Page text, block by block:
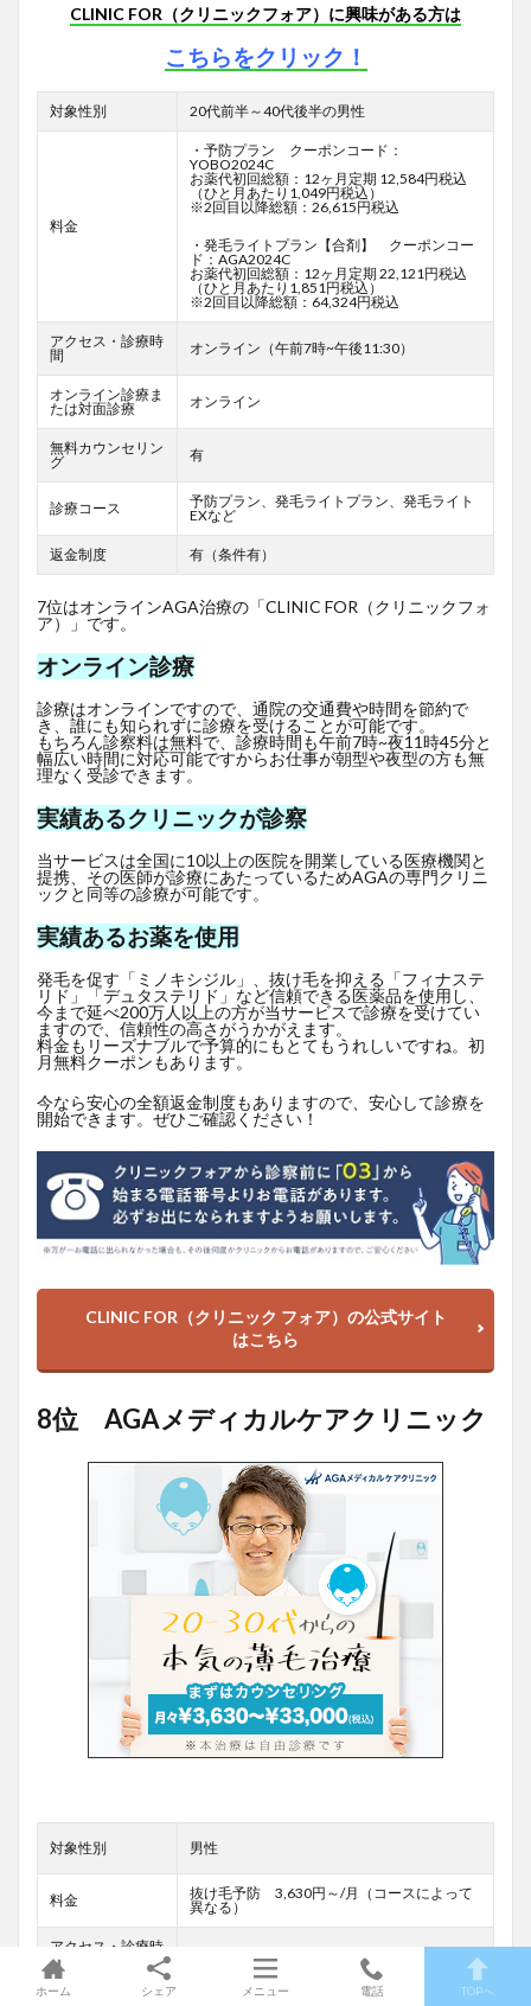
CLINIC FOR（クリニックフォア）に興味がある方は
こちらをクリック！
対象性別 20代前半～40代後半の男性
料金
・予防プラン クーポンコード：
YOBO2024C
お薬代初回総額：12ヶ月定期 12,584円税込
（ひと月あたり1,049円税込）
※2回目以降総額：26,615円税込
・発毛ライトプラン【合剤】 クーポンコー
ド：AGA2024C
お薬代初回総額：12ヶ月定期 22,121円税込
（ひと月あたり1,851円税込）
※2回目以降総額：64,324円税込
アクセス・診療時
間
オンライン（午前7時~午後11:30）
オンライン診療ま
たは対面診療
オンライン
無料カウンセリン
グ
有
診療コース
予防プラン、発毛ライトプラン、発毛ライト
EXなど
返金制度 有（条件有）
7位はオンラインAGA治療の「CLINIC FOR（クリニックフォ
ア）」です。
オンライン診療
診療はオンラインですので、通院の交通費や時間を節約で
き、誰にも知られずに診療を受けることが可能です。
もちろん診察料は無料で、診療時間も午前7時~夜11時45分と
幅広い時間に対応可能ですからお仕事が朝型や夜型の方も無
理なく受診できます。
実績あるクリニックが診察
当サービスは全国に10以上の医院を開業している医療機関と
提携、その医師が診療にあたっているためAGAの専門クリニ
ックと同等の診療が可能です。
実績あるお薬を使用
発毛を促す「ミノキシジル」、抜け毛を抑える「フィナステ
リド」「デュタステリド」など信頼できる医薬品を使用し、
今まで延べ200万人以上の方が当サービスで診療を受けてい
ますので、信頼性の高さがうかがえます。
料金もリーズナブルで予算的にもとてもうれしいですね。初
月無料クーポンもあります。
今なら安心の全額返金制度もありますので、安心して診療を
開始できます。ぜひご確認ください！
CLINIC FOR（クリニック フォア）の公式サイト
はこちら
8位 AGAメディカルケアクリニック
対象性別 男性
料金
抜け毛予防 3,630円～/月（コースによって
異なる）
アクセス・診療時
間
ホーム シェア メニュー 電話 TOPへ